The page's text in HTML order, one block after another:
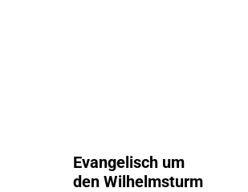
Evangelisch um
den Wilhelmsturm